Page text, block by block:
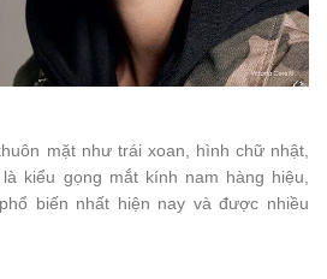
mặt như trái xoan, hình chữ nhật,
kiểu gọng mắt kính nam hàng hiệu,
biến nhất hiện nay và được nhiều